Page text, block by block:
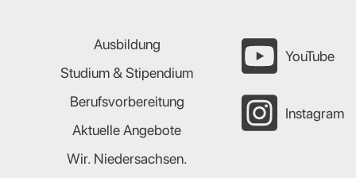
Ausbildung
Studium & Stipendium
Berufsvorbereitung
Aktuelle Angebote
Wir. Niedersachsen.
YouTube
Instagram